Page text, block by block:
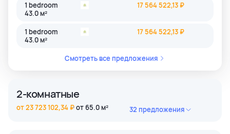
1 bedroom
43.0 м²
17 564 522,13 ₽
1 bedroom
43.0 м²
17 564 522,13 ₽
Смотреть все предложения
2-комнатные
от 65.0 м²
от 23 723 102,34 ₽ 32 предложения